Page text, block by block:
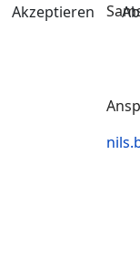
Akzeptieren